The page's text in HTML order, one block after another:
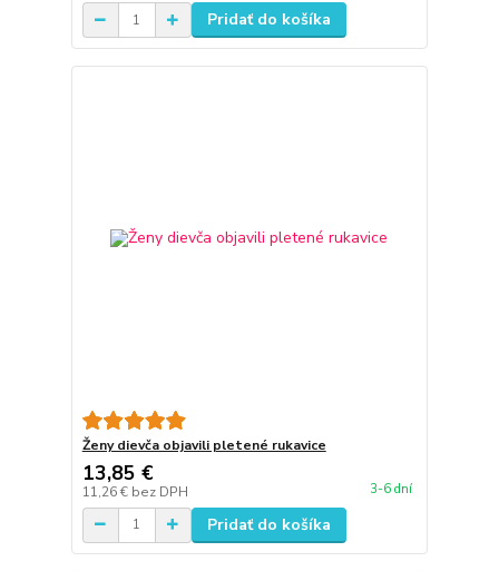
Pridať do košíka
Ženy dievča objavili pletené rukavice
13,85 €
11,26 € bez DPH 3-6 dní
Pridať do košíka